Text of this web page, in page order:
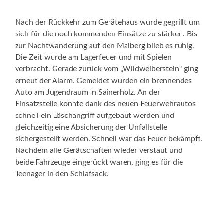
Nach der Rückkehr zum Gerätehaus wurde gegrillt um
sich für die noch kommenden Einsätze zu stärken. Bis
zur Nachtwanderung auf den Malberg blieb es ruhig.
Die Zeit wurde am Lagerfeuer und mit Spielen
verbracht. Gerade zurück vom „Wildweiberstein“ ging
erneut der Alarm. Gemeldet wurden ein brennendes
Auto am Jugendraum in Sainerholz. An der
Einsatzstelle konnte dank des neuen Feuerwehrautos
schnell ein Löschangriff aufgebaut werden und
gleichzeitig eine Absicherung der Unfallstelle
sichergestellt werden. Schnell war das Feuer bekämpft.
Nachdem alle Gerätschaften wieder verstaut und
beide Fahrzeuge eingerückt waren, ging es für die
Teenager in den Schlafsack.